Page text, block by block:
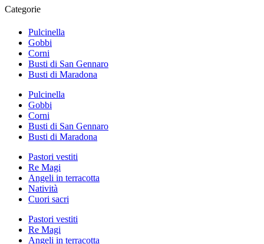
Categorie
Pulcinella
Gobbi
Corni
Busti di San Gennaro
Busti di Maradona
Pulcinella
Gobbi
Corni
Busti di San Gennaro
Busti di Maradona
Pastori vestiti
Re Magi
Angeli in terracotta
Natività
Cuori sacri
Pastori vestiti
Re Magi
Angeli in terracotta